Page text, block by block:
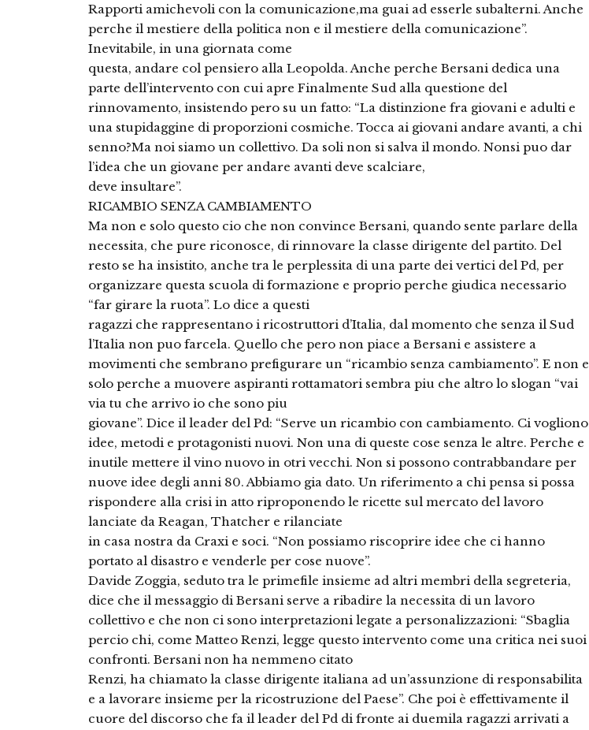
Rapporti amichevoli con la comunicazione,ma guai ad esserle subalterni. Anche
perche il mestiere della politica non e il mestiere della comunicazione”.
Inevitabile, in una giornata come
questa, andare col pensiero alla Leopolda. Anche perche Bersani dedica una
parte dell’intervento con cui apre Finalmente Sud alla questione del
rinnovamento, insistendo pero su un fatto: “La distinzione fra giovani e adulti e
una stupidaggine di proporzioni cosmiche. Tocca ai giovani andare avanti, a chi
senno?Ma noi siamo un collettivo. Da soli non si salva il mondo. Nonsi puo dar
l’idea che un giovane per andare avanti deve scalciare,
deve insultare”.
RICAMBIO SENZA CAMBIAMENTO
Ma non e solo questo cio che non convince Bersani, quando sente parlare della
necessita, che pure riconosce, di rinnovare la classe dirigente del partito. Del
resto se ha insistito, anche tra le perplessita di una parte dei vertici del Pd, per
organizzare questa scuola di formazione e proprio perche giudica necessario
“far girare la ruota”. Lo dice a questi
ragazzi che rappresentano i ricostruttori d’Italia, dal momento che senza il Sud
l’Italia non puo farcela. Quello che pero non piace a Bersani e assistere a
movimenti che sembrano prefigurare un “ricambio senza cambiamento”. E non e
solo perche a muovere aspiranti rottamatori sembra piu che altro lo slogan “vai
via tu che arrivo io che sono piu
giovane”. Dice il leader del Pd: “Serve un ricambio con cambiamento. Ci vogliono
idee, metodi e protagonisti nuovi. Non una di queste cose senza le altre. Perche e
inutile mettere il vino nuovo in otri vecchi. Non si possono contrabbandare per
nuove idee degli anni 80. Abbiamo gia dato. Un riferimento a chi pensa si possa
rispondere alla crisi in atto riproponendo le ricette sul mercato del lavoro
lanciate da Reagan, Thatcher e rilanciate
in casa nostra da Craxi e soci. “Non possiamo riscoprire idee che ci hanno
portato al disastro e venderle per cose nuove”.
Davide Zoggia, seduto tra le primefile insieme ad altri membri della segreteria,
dice che il messaggio di Bersani serve a ribadire la necessita di un lavoro
collettivo e che non ci sono interpretazioni legate a personalizzazioni: “Sbaglia
percio chi, come Matteo Renzi, legge questo intervento come una critica nei suoi
confronti. Bersani non ha nemmeno citato
Renzi, ha chiamato la classe dirigente italiana ad un’assunzione di responsabilita
e a lavorare insieme per la ricostruzione del Paese”. Che poi è effettivamente il
cuore del discorso che fa il leader del Pd di fronte ai duemila ragazzi arrivati a